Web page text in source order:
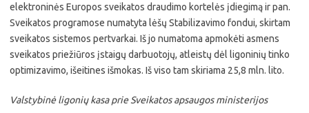
elektroninės Europos sveikatos draudimo kortelės įdiegimą ir pan.
Sveikatos programose numatyta lėšų Stabilizavimo fondui, skirtam
sveikatos sistemos pertvarkai. Iš jo numatoma apmokėti asmens
sveikatos priežiūros įstaigų darbuotojų, atleistų dėl ligoninių tinko
optimizavimo, išeitines išmokas. Iš viso tam skiriama 25,8 mln. lito.
Valstybinė ligonių kasa prie Sveikatos apsaugos ministerijos